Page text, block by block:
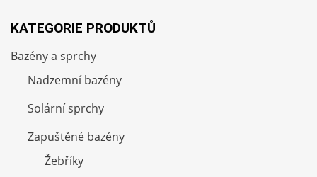
KATEGORIE PRODUKTŮ
Bazény a sprchy
Nadzemní bazény
Solární sprchy
Zapuštěné bazény
Žebříky